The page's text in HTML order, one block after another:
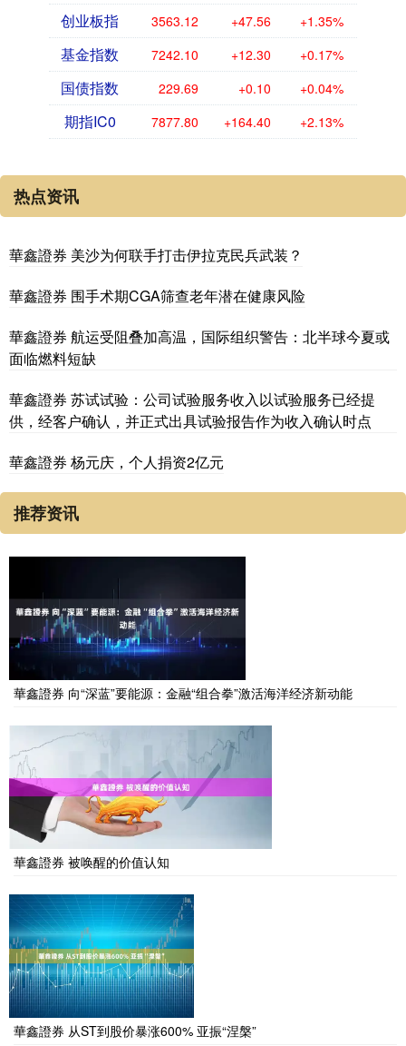
创业板指 3563.12 +47.56 +1.35%
基金指数 7242.10 +12.30 +0.17%
国债指数 229.69 +0.10 +0.04%
期指IC0 7877.80 +164.40 +2.13%
热点资讯
華鑫證券 美沙为何联手打击伊拉克民兵武装？
華鑫證券 围手术期CGA筛查老年潜在健康风险
華鑫證券 航运受阻叠加高温，国际组织警告：北半球今夏或
面临燃料短缺
華鑫證券 苏试试验：公司试验服务收入以试验服务已经提
供，经客户确认，并正式出具试验报告作为收入确认时点
華鑫證券 杨元庆，个人捐资2亿元
推荐资讯
華鑫證券 向“深蓝”要能源：金融“组合拳”激活海洋经济新动能
華鑫證券 被唤醒的价值认知
華鑫證券 从ST到股价暴涨600% 亚振“涅槃”